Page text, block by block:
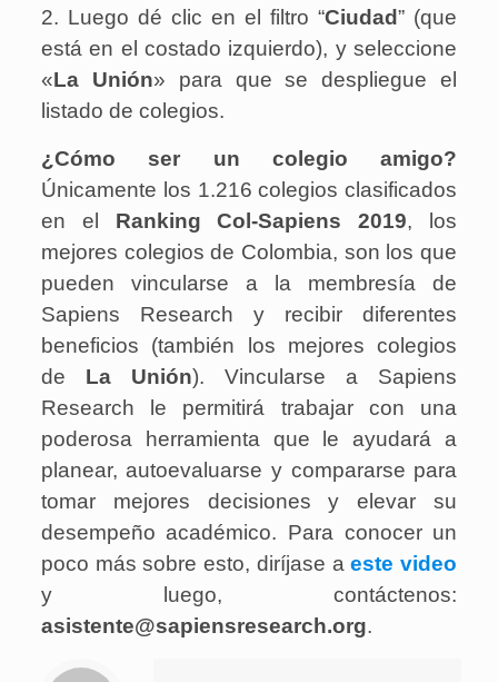
2. Luego dé clic en el filtro “Ciudad” (que
está en el costado izquierdo), y seleccione
«La Unión» para que se despliegue el
listado de colegios.
¿Cómo ser un colegio amigo?
Únicamente los 1.216 colegios clasificados
en el Ranking Col-Sapiens 2019, los
mejores colegios de Colombia, son los que
pueden vincularse a la membresía de
Sapiens Research y recibir diferentes
beneficios (también los mejores colegios
de La Unión). Vincularse a Sapiens
Research le permitirá trabajar con una
poderosa herramienta que le ayudará a
planear, autoevaluarse y compararse para
tomar mejores decisiones y elevar su
desempeño académico. Para conocer un
poco más sobre esto, diríjase aeste video
y luego, contáctenos:
asistente@sapiensresearch.org.